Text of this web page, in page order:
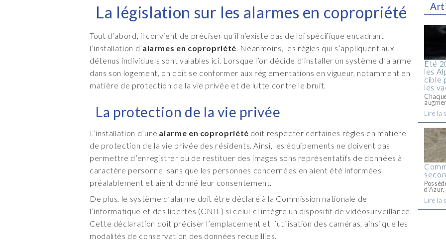
La législation sur les alarmes en copropriété
Tout d’abord, il convient de préciser qu’il n’existe pas de loi spécifique encadrant
l’installation d’alarmes en copropriété. Néanmoins, les règles qui s’appliquent aux
détenus individuels sont valables ici. Lorsque l’on décide d’installer un système d’alarme
dans son logement, on doit se conformer aux réglementations en vigueur, notamment en
matière de protection de la vie privée et de lutte contre le bruit.
La protection de la vie privée
L’installation d’une alarme en copropriété doit respecter certaines règles en matière
de protection de la vie privée des résidents. Ainsi, les équipements ne doivent pas
permettre d’enregistrer ou de restituer des images sons représentatifs de données à
caractère personnel sans que les personnes concernées en aient été informées
préalablement et aient donné leur consentement.
De plus, le système d’alarme doit être déclaré à la Commission nationale de
l’informatique et des libertés (CNIL) si celui-ci intègre un dispositif de vidéosurveillance.
Cette déclaration doit préciser l’emplacement et l’utilisation des caméras, ainsi que les
modalités de conservation des données recueillies.
Été
les
cible
les
peut
Lire la
Alpes
dès
Lire la